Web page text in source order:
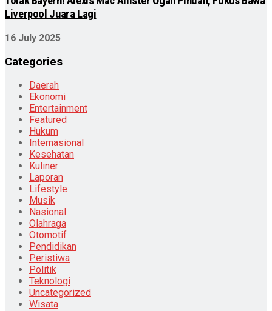
Liverpool Juara Lagi
16 July 2025
Categories
Daerah
Ekonomi
Entertainment
Featured
Hukum
Internasional
Kesehatan
Kuliner
Laporan
Lifestyle
Musik
Nasional
Olahraga
Otomotif
Pendidikan
Peristiwa
Politik
Teknologi
Uncategorized
Wisata